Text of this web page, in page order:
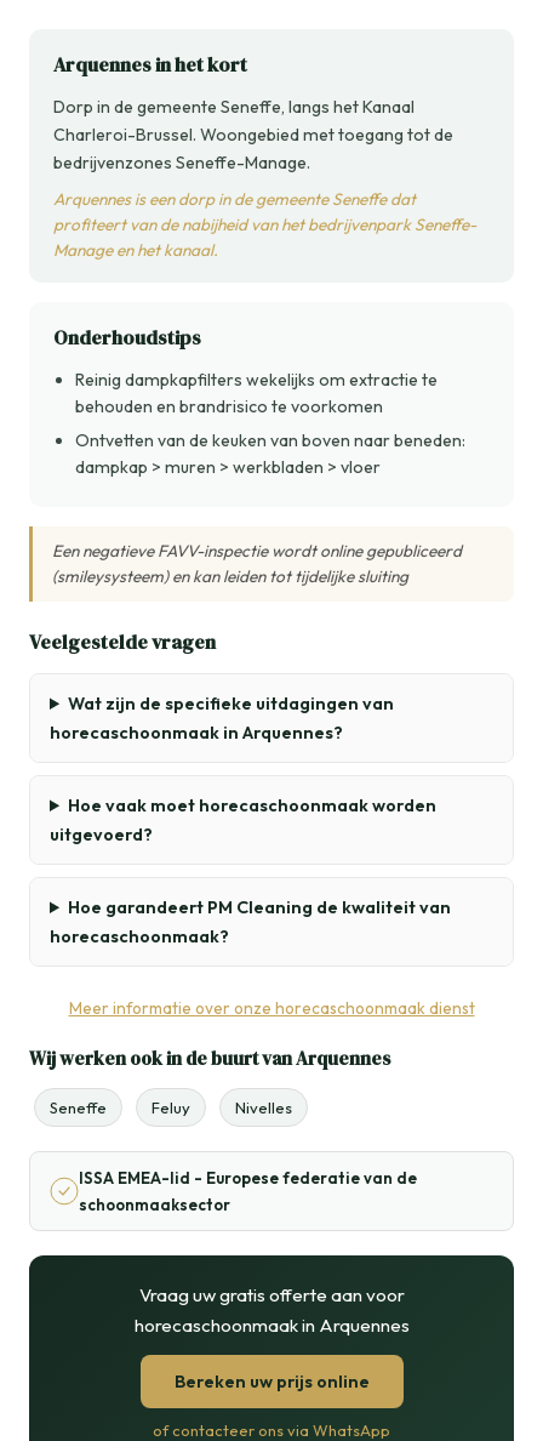
Arquennes in het kort
Dorp in de gemeente Seneffe, langs het Kanaal
Charleroi-Brussel. Woongebied met toegang tot de
bedrijvenzones Seneffe-Manage.
Arquennes is een dorp in de gemeente Seneffe dat
profiteert van de nabijheid van het bedrijvenpark Seneffe-
Manage en het kanaal.
Onderhoudstips
Reinig dampkapfilters wekelijks om extractie te
behouden en brandrisico te voorkomen
Ontvetten van de keuken van boven naar beneden:
dampkap > muren > werkbladen > vloer
Een negatieve FAVV-inspectie wordt online gepubliceerd
(smileysysteem) en kan leiden tot tijdelijke sluiting
Veelgestelde vragen
Wat zijn de specifieke uitdagingen van
horecaschoonmaak in Arquennes?
Hoe vaak moet horecaschoonmaak worden
uitgevoerd?
Hoe garandeert PM Cleaning de kwaliteit van
horecaschoonmaak?
Meer informatie over onze horecaschoonmaak dienst
Wij werken ook in de buurt van Arquennes
Seneffe Feluy Nivelles
ISSA EMEA-lid - Europese federatie van de
schoonmaaksector
Vraag uw gratis offerte aan voor
horecaschoonmaak in Arquennes
Bereken uw prijs online
of contacteer ons via WhatsApp